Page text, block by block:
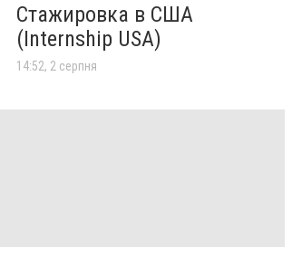
Стажировка в США
(Internship USA)
14:52, 2 серпня